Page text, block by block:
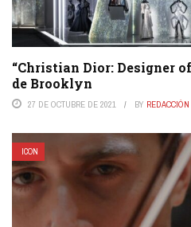
“Christian Dior: Designer
de Brooklyn
27 DE OCTUBRE DE 2021 BY
ICON